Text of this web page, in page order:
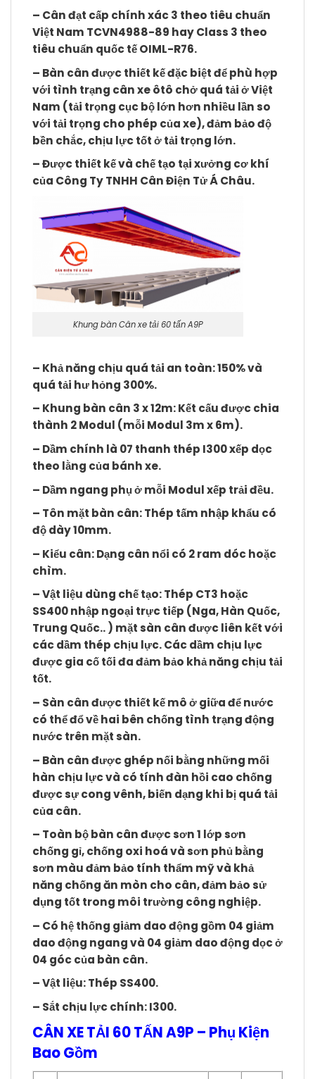
– Cân đạt cấp chính xác 3 theo tiêu chuẩn
Việt Nam TCVN4988-89 hay Class 3 theo
tiêu chuẩn quốc tế OIML-R76.
– Bàn cân được thiết kế đặc biệt để phù hợp
với tình trạng cân xe ôtô chở quá tải ở Việt
Nam (tải trọng cục bộ lớn hơn nhiều lần so
với tải trọng cho phép của xe), đảm bảo độ
bền chắc, chịu lực tốt ở tải trọng lớn.
– Được thiết kế và chế tạo tại xưởng cơ khí
của Công Ty TNHH Cân Điện Tử Á Châu.
Khung bàn Cân xe tải 60 tấn A9P
– Khả năng chịu quá tải an toàn: 150% và
quá tải hư hỏng 300%.
– Khung bàn cân 3 x 12m: Kết cấu được chia
thành 2 Modul (mỗi Modul 3m x 6m).
– Dầm chính là 07 thanh thép I300 xếp dọc
theo lằng của bánh xe.
– Dầm ngang phụ ở mỗi Modul xếp trải đều.
– Tôn mặt bàn cân: Thép tấm nhập khẩu có
độ dày 10mm.
– Kiểu cân: Dạng cân nổi có 2 ram dóc hoặc
chìm.
– Vật liệu dùng chế tạo: Thép CT3 hoặc
SS400 nhập ngoại trực tiếp (Nga, Hàn Quốc,
Trung Quốc.. ) mặt sàn cân được liên kết với
các dầm thép chịu lực. Các dầm chịu lực
được gia cố tối đa đảm bảo khả năng chịu tải
tốt.
– Sàn cân được thiết kế mô ở giữa để nước
có thể đổ về hai bên chống tình trạng động
nước trên mặt sàn.
– Bàn cân được ghép nối bằng những mối
hàn chịu lực và có tính đàn hồi cao chống
được sự cong vênh, biến dạng khi bị quá tải
của cân.
– Toàn bộ bàn cân được sơn 1 lớp sơn
chống gỉ, chống oxi hoá và sơn phủ bằng
sơn màu đảm bảo tính thẩm mỹ và khả
năng chống ăn mòn cho cân, đảm bảo sử
dụng tốt trong môi trường công nghiệp.
– Có hệ thống giảm dao động gồm 04 giảm
dao động ngang và 04 giảm dao động dọc ở
04 góc của bàn cân.
– Vật liệu: Thép SS400.
– Sắt chịu lực chính: I300.
CÂN XE TẢI 60 TẤN A9P – Phụ Kiện
Bao Gồm